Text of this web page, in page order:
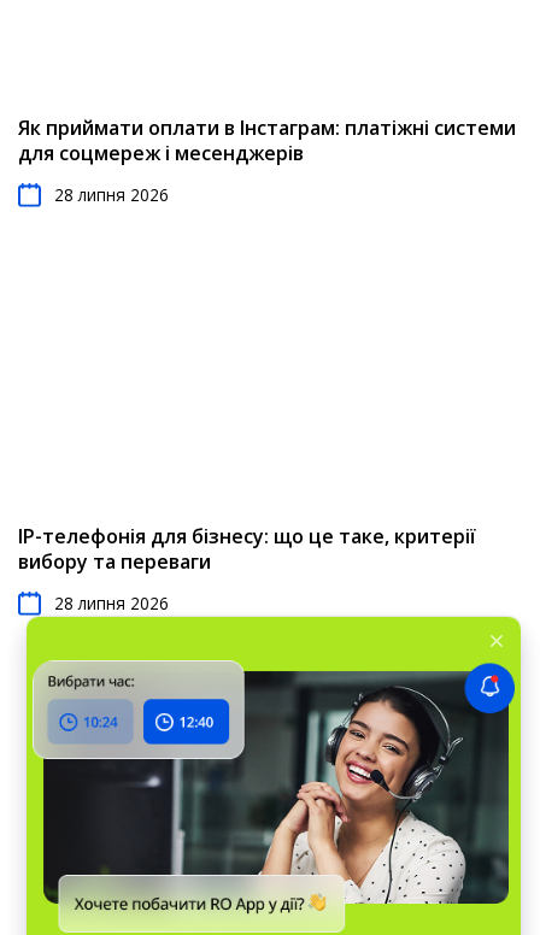
Як приймати оплати в Інстаграм: платіжні системи
для соцмереж і месенджерів
28 липня 2026
IP-телефонія для бізнесу: що це таке, критерії
вибору та переваги
28 липня 2026